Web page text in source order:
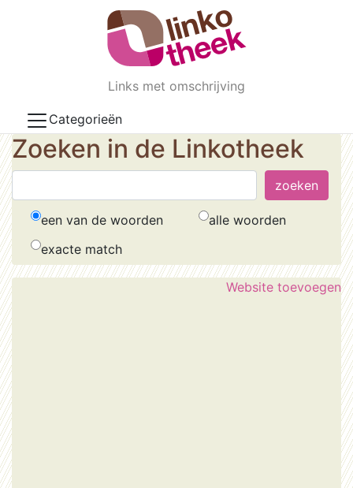
Skip to main content
Links met omschrijving
Categorieën
Zoeken in de Linkotheek
een van de woorden
alle woorden
exacte match
Website toevoegen